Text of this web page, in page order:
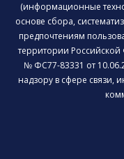
(информационные
основе сбора,
предпочтениям
территории
№ ФС77-83331 от
надзору в сфере связи,